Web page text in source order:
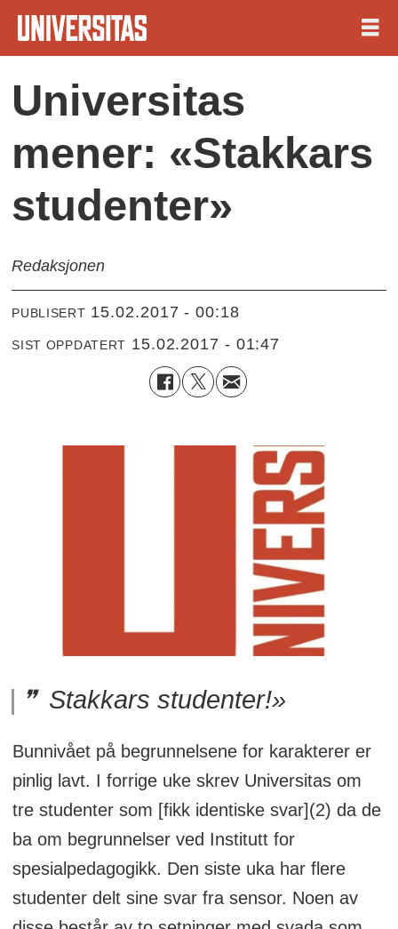
Universitas
mener: «Stakkars
studenter»
Redaksjonen
PUBLISERT 15.02.2017 - 00:18
SIST OPPDATERT 15.02.2017 - 01:47
Stakkars studenter!»
Bunnivået på begrunnelsene for karakterer er
pinlig lavt. I forrige uke skrev Universitas om
tre studenter som [fikk identiske svar](2) da de
ba om begrunnelser ved Institutt for
spesialpedagogikk. Den siste uka har flere
studenter delt sine svar fra sensor. Noen av